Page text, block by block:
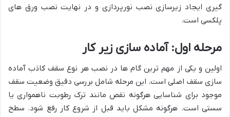
گیری ایجاد زیرسازی نصب نورپردازی و در نهایت نصب ورق های
پلکسی است.
مرحله اول: آماده سازی زیر کار
اولین و یکی از مهم ترین گام ها در نصب هر نوع سقف کاذب آماده
سازی سقف اصلی است. این مرحله شامل بررسی دقیق وضعیت سقف
موجود برای شناسایی هرگونه نقص مانند ترک رطوبت ناهمواری یا
سستی است. هرگونه مشکل باید قبل از شروع کار رفع شود. سطح